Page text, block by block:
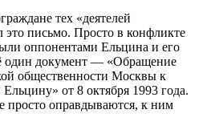
тех «деятелей
это письмо. Просто в конфликте
оппонентами Ельцина и его
один документ — «Обращение
общественности Москвы к
от 8 октября 1993 года.
просто оправдываются, к ним